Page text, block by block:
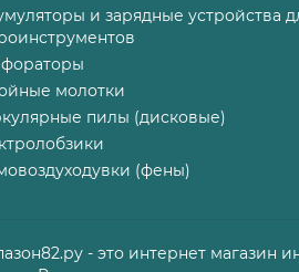
и зарядные устройства
молотки
пилы (дисковые)
(фены)
- это интернет магазин